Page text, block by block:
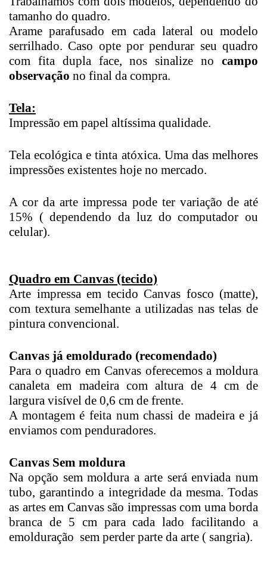
tamanho do quadro.
Arame parafusado em cada lateral ou modelo
serrilhado. Caso opte por pendurar seu quadro
com fita dupla face, nos sinalize no campo
observação no final da compra.
Tela:
Impressão em papel altíssima qualidade.
Tela ecológica e tinta atóxica. Uma das melhores
impressões existentes hoje no mercado.
A cor da arte impressa pode ter variação de até
15% ( dependendo da luz do computador ou
celular).
Quadro em Canvas (tecido)
Arte impressa em tecido Canvas fosco (matte),
com textura semelhante a utilizadas nas telas de
pintura convencional.
Canvas já emoldurado (recomendado)
Para o quadro em Canvas oferecemos a moldura
canaleta em madeira com altura de 4 cm de
largura visível de 0,6 cm de frente.
A montagem é feita num chassi de madeira e já
enviamos com penduradores.
Canvas Sem moldura
Na opção sem moldura a arte será enviada num
tubo, garantindo a integridade da mesma. Todas
as artes em Canvas são impressas com uma borda
branca de 5 cm para cada lado facilitando a
emolduração sem perder parte da arte ( sangria).